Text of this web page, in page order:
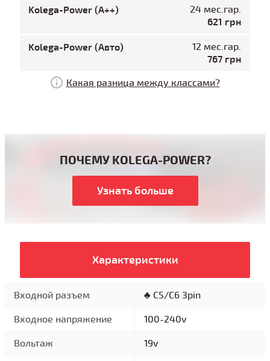
Kolega-Power (A++) 24 мес.гар.
621 грн
Kolega-Power (Авто) 12 мес.гар.
767 грн
Какая разница между классами?
ПОЧЕМУ KOLEGA-POWER?
Узнать больше
Характеристики
Входной разъем
♣ C5/C6 3pin
Входное напряжение
100-240v
Вольтаж
19v